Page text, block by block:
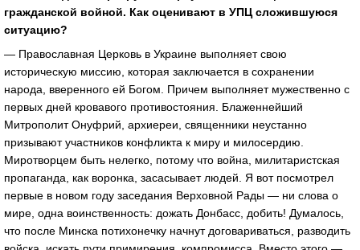
гражданской войной. Как оценивают в УПЦ сложившуюся
ситуацию?
— Православная Церковь в Украине выполняет свою
историческую миссию, которая заключается в сохранении
народа, вверенного ей Богом. Причем выполняет мужественно с
первых дней кровавого противостояния. Блаженнейший
Митрополит Онуфрий, архиереи, священники неустанно
призывают участников конфликта к миру и милосердию.
Миротворцем быть нелегко, потому что война, милитаристская
пропаганда, как воронка, засасывает людей. Я вот посмотрел
первые в новом году заседания Верховной Рады — ни слова о
мире, одна воинственность: дожать Донбасс, добить! Думалось,
что после Минска потихонечку начнут договариваться, разводить